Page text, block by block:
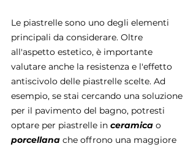
Le piastrelle sono uno degli elementi
principali da considerare. Oltre
all'aspetto estetico, è importante
valutare anche la resistenza e l'effetto
antiscivolo delle piastrelle scelte. Ad
esempio, se stai cercando una soluzione
per il pavimento del bagno, potresti
optare per piastrelle in ceramica o
porcellana che offrono una maggiore